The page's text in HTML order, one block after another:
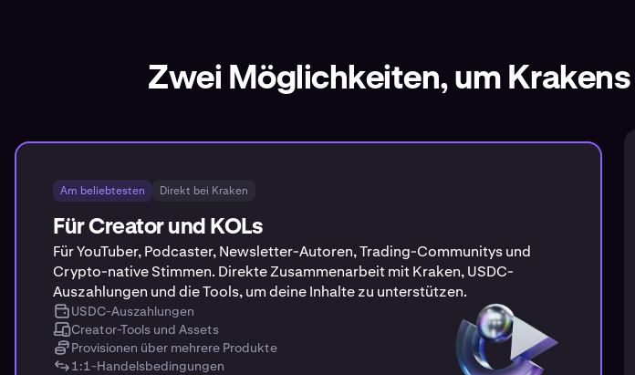
Zwei Möglichkeiten, um
Am beliebtesten Direkt bei Kraken
Für Creator und KOLs
Für YouTuber, Podcaster, Newsletter-Autoren, Trading-Communitys und
Crypto-native Stimmen. Direkte Zusammenarbeit mit Kraken, USDC-
Auszahlungen und die Tools, um deine Inhalte zu unterstützen.
USDC-Auszahlungen
Creator-Tools und Assets
Provisionen über mehrere Produkte
1:1-Handelsbedingungen